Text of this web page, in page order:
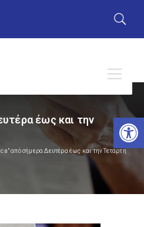
έως και την
από σήμερα Δευτέρα έως και την Τετάρτη